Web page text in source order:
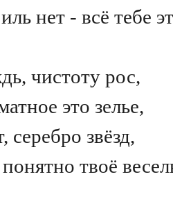
нет - всё тебе
чистоту рос,
это зелье,
серебро звёзд,
твоё